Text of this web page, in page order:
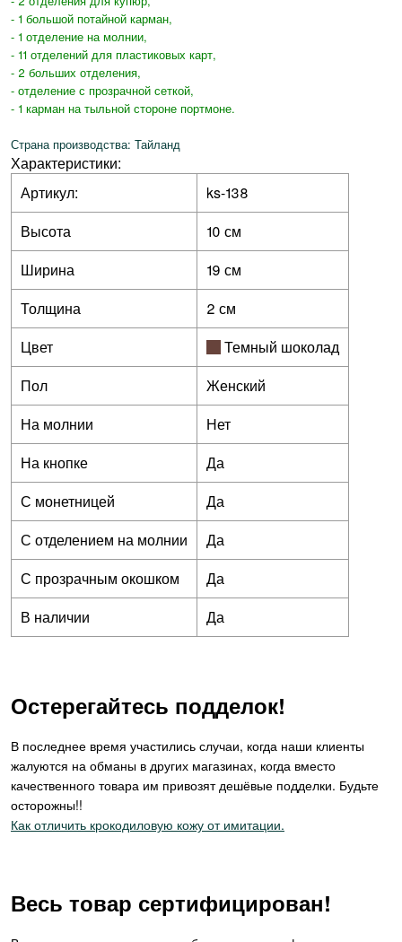
- 1 большой потайной карман,
- 1 отделение на молнии,
- 11 отделений для пластиковых карт,
- 2 больших отделения,
- отделение с прозрачной сеткой,
- 1 карман на тыльной стороне портмоне.
Страна производства: Тайланд
Характеристики:
Артикул:
ks-138
Высота
10 см
Ширина
19 см
Толщина
2 см
Цвет
Темный шоколад
Пол
Женский
На молнии
Нет
На кнопке
Да
С монетницей
Да
С отделением на молнии
Да
С прозрачным окошком
Да
В наличии
Да
Остерегайтесь подделок!
В последнее время участились случаи, когда наши клиенты
жалуются на обманы в других магазинах, когда вместо
качественного товара им привозят дешёвые подделки. Будьте
осторожны!!
Как отличить крокодиловую кожу от имитации.
Весь товар сертифицирован!